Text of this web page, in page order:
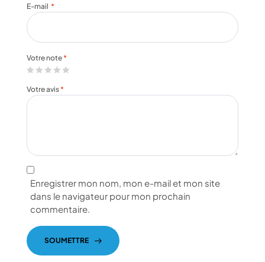
Votre note *
Votre avis *
E-mail *
Enregistrer mon nom, mon e-mail et mon site
dans le navigateur pour mon prochain
commentaire.
SOUMETTRE